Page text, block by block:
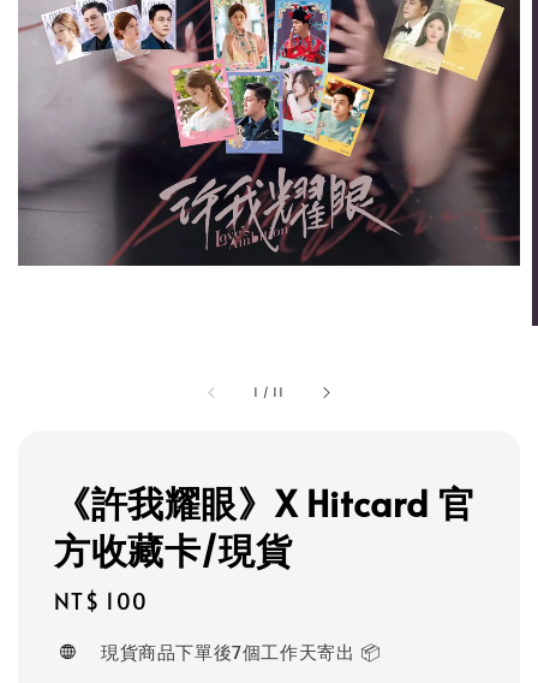
1 / 11
《許我耀眼》X Hitcard 官
方收藏卡/現貨
Regular
NT$ 100
現貨商品下單後7個工作天寄出 📦